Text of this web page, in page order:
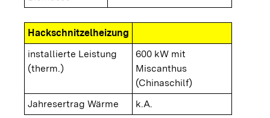
Hackschnitzelheizung
installierte Leistung
(therm.)
600 kW mit
Miscanthus
(Chinaschilf)
Jahresertrag Wärme
k.A.